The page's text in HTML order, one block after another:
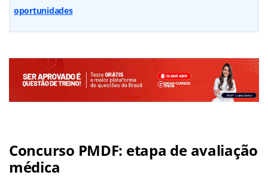
oportunidades
Concurso PMDF: etapa de avaliação
médica